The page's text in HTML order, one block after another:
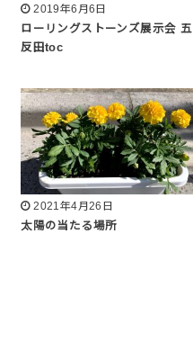
2019年6月6日
ローリングストーンズ展示会 五
反田toc
2021年4月26日
太陽の当たる場所